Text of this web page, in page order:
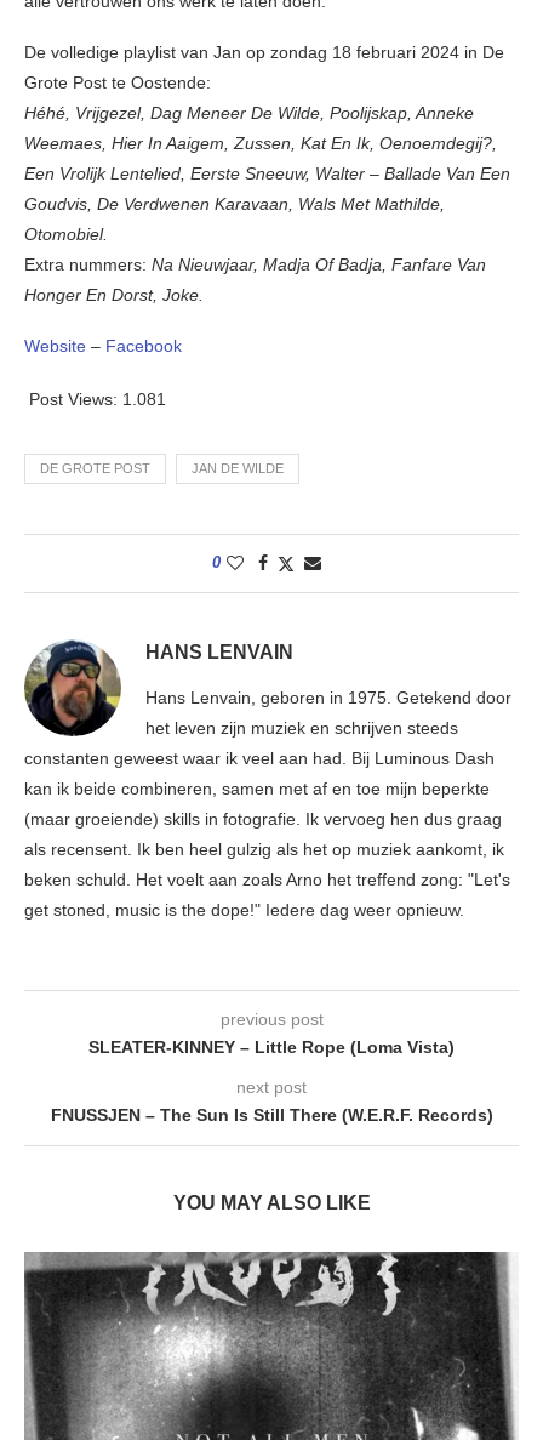
De volledige playlist van Jan op zondag 18 februari 2024 in De
Grote Post te Oostende:
Héhé, Vrijgezel, Dag Meneer De Wilde, Poolijskap, Anneke
Weemaes, Hier In Aaigem, Zussen, Kat En Ik, Oenoemdegij?,
Een Vrolijk Lentelied, Eerste Sneeuw, Walter – Ballade Van Een
Goudvis, De Verdwenen Karavaan, Wals Met Mathilde,
Otomobiel.
Extra nummers: Na Nieuwjaar, Madja Of Badja, Fanfare Van
Honger En Dorst, Joke.
Website – Facebook
Post Views: 1.081
DE GROTE POST JAN DE WILDE
0
HANS LENVAIN
Hans Lenvain, geboren in 1975. Getekend door
het leven zijn muziek en schrijven steeds
constanten geweest waar ik veel aan had. Bij Luminous Dash
kan ik beide combineren, samen met af en toe mijn beperkte
(maar groeiende) skills in fotografie. Ik vervoeg hen dus graag
als recensent. Ik ben heel gulzig als het op muziek aankomt, ik
beken schuld. Het voelt aan zoals Arno het treffend zong: "Let's
get stoned, music is the dope!" Iedere dag weer opnieuw.
previous post
SLEATER-KINNEY – Little Rope (Loma Vista)
next post
FNUSSJEN – The Sun Is Still There (W.E.R.F. Records)
YOU MAY ALSO LIKE